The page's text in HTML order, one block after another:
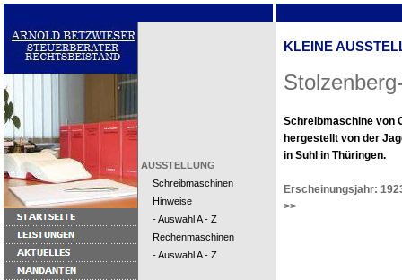
AUSSTELLUNG
Schreibmaschinen
Hinweise
- Auswahl A - Z
Rechenmaschinen
- Auswahl A - Z
KLEINE
Schreibmaschine von
hergestellt von der
in Suhl in Thüringen.
Erscheinungsjahr:
>>